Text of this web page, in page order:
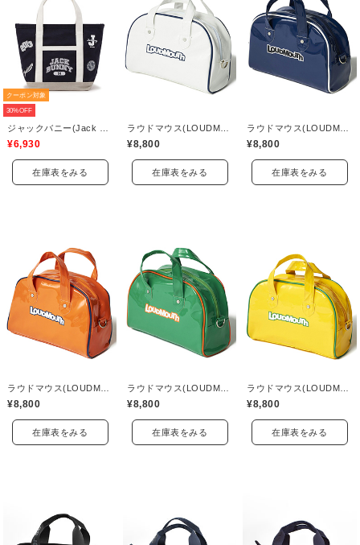
クーポン対象
30%OFF
¥6,930
在庫表をみる
¥8,800
在庫表をみる
¥8,800
在庫表をみる
¥8,800
在庫表をみる
¥8,800
在庫表をみる
¥8,800
在庫表をみる